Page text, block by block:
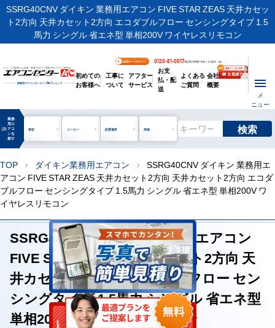
SSRG40CNV ダイキン 業務用エアコン FIVE STAR ZEAS 天井カセッ
ト2方向 天井カセット2方向 エコダブルフロー センシングタイプ 1.5
馬力 シングル 省エネ型 単相200V ワイヤレスリモコン
ビル・工場用から店舗・事務所まで | 業務用エアコン専門店
業務用エアコンオンラインNo.1ショップ
お客様ページログイン 0120-81-0017電話受付時間 / 9:00～17:30(月～金)
初めての
お客様へ
工事に
ついて
アフター
サービス
お支
払・配
送
よくある
ご質問
会社
概要
メ
ニュー
manage_search
業務
用エ
アコ
ンを
探す
形状 メーカー 設置場所 用途 検索
TOP chevron_right ダイキン業務用エアコン chevron_right
SSRG40CNV ダイキン 業務用エ
アコン FIVE STAR ZEAS 天井カセット2方向 天井カセット2方向 エコダ
ブルフロー センシングタイプ 1.5馬力 シングル 省エネ型 単相200V ワ
イヤレスリモコン
SSRG40CNV ダイキン 業務用エアコン
FIVE STAR ZEAS 天井カセット2方向 天
井カセット2方向 エコダブルフロー セン
シングタイプ 1.5馬力 シングル 省エネ型
単相200V ワイヤレスリモコン